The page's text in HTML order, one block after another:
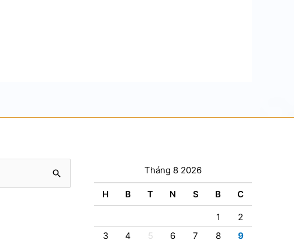
Tháng 8 2026
H B T N S B C
1
2
3
4 5 6 7 8
9